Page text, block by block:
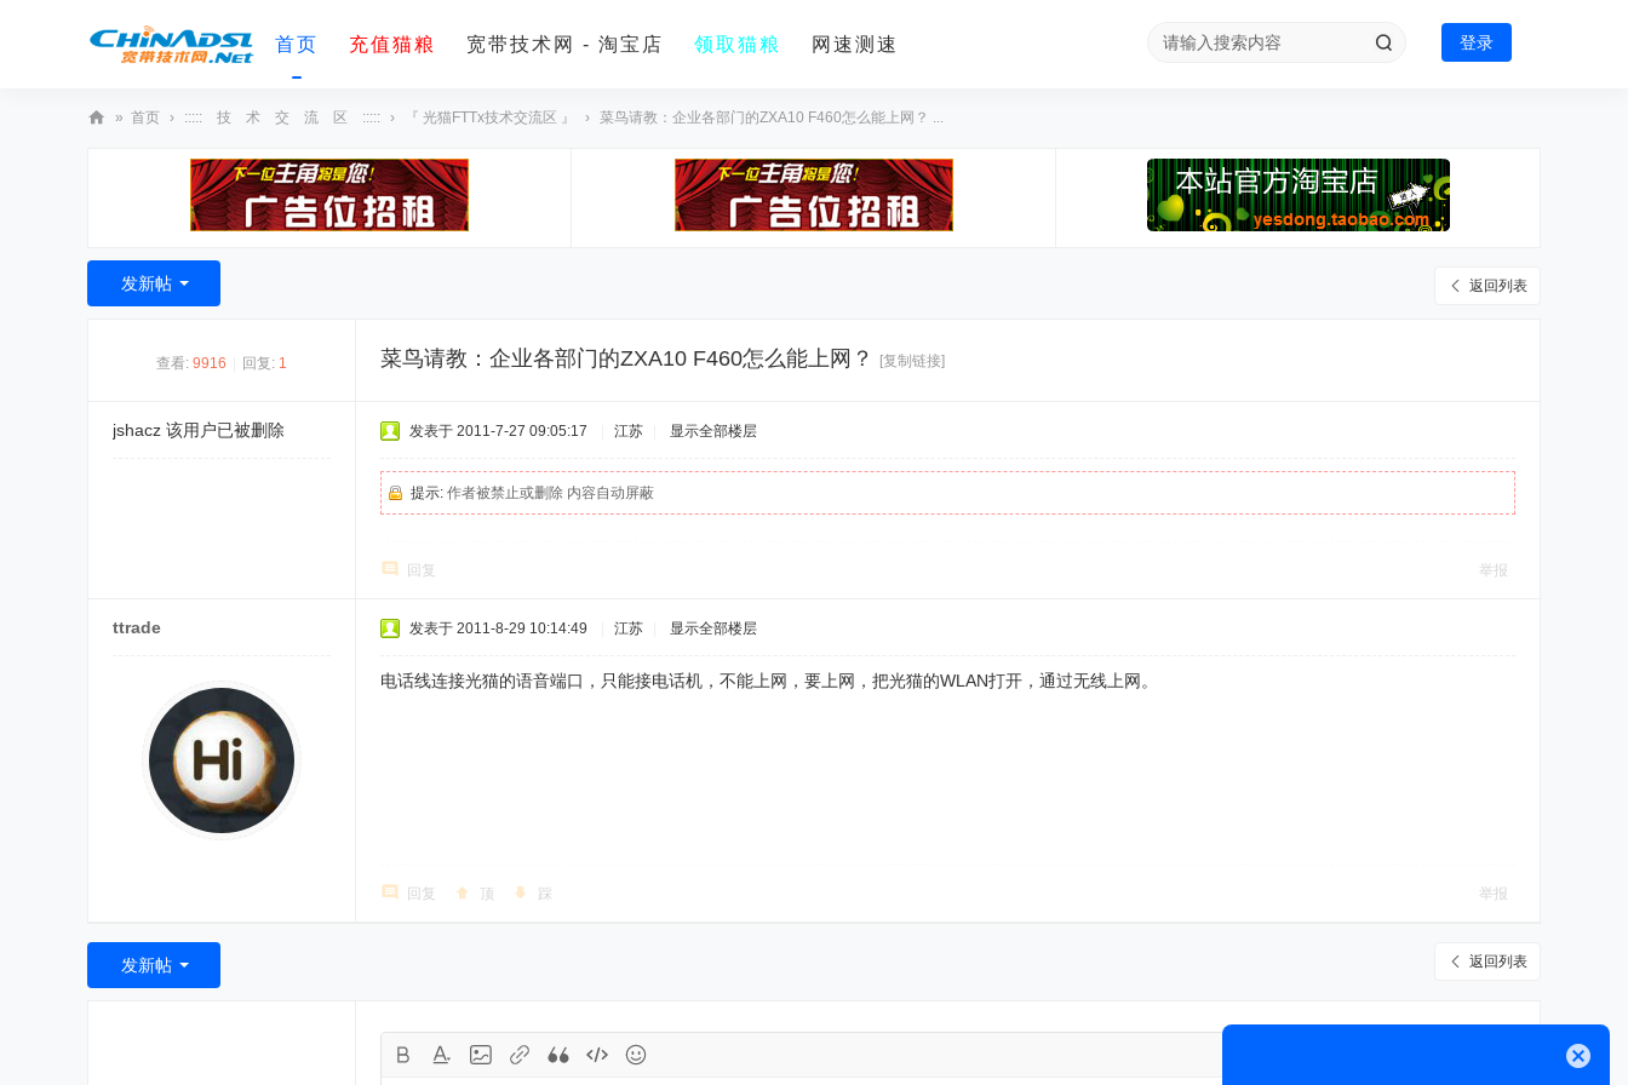
首页 充值猫粮 宽带技术网 - 淘宝店 领取猫粮 网速测速 登录
术
» 首页 › ::::: 技 术 交 流 区 ::::: › 『 光猫FTTx技术交流区 』 › 菜鸟请教：企业各部门的ZXA10 F460怎么能上网？ ...
返回列表
发新帖
查看: 9916 回复: 1 菜鸟请教：企业各部门的ZXA10 F460怎么能上网？ [复制链接]
jshacz 该用户已被删除 发表于 2011-7-27 09:05:17 江苏 显示全部楼层
提示: 作者被禁止或删除 内容自动屏蔽
回复 举报
ttrade 发表于 2011-8-29 10:14:49 江苏 显示全部楼层
电话线连接光猫的语音端口，只能接电话机，不能上网，要上网，把光猫的WLAN打开，通过无线上网。
回复 顶 踩 举报
返回列表
发新帖